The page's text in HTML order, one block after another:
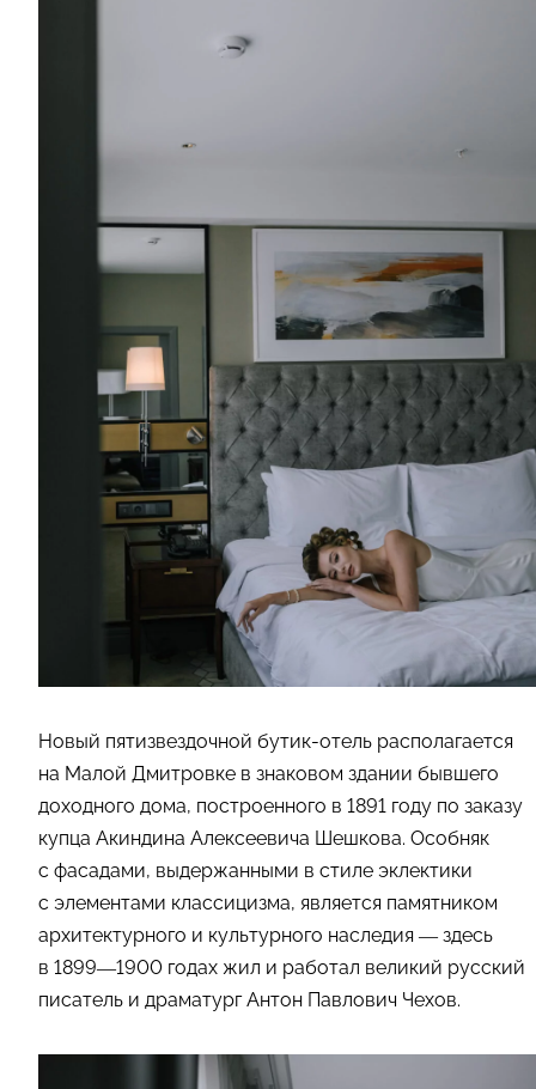
Новый пятизвездочной бутик-отель располагается
на Малой Дмитровке в знаковом здании бывшего
доходного дома, построенного в 1891 году по заказу
купца Акиндина Алексеевича Шешкова. Особняк
с фасадами, выдержанными в стиле эклектики
с элементами классицизма, является памятником
архитектурного и культурного наследия — здесь
в 1899—1900 годах жил и работал великий русский
писатель и драматург Антон Павлович Чехов.